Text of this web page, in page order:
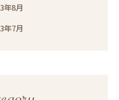
年8月
年7月